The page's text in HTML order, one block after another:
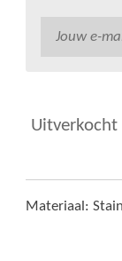
Uitverkocht
Materiaal: